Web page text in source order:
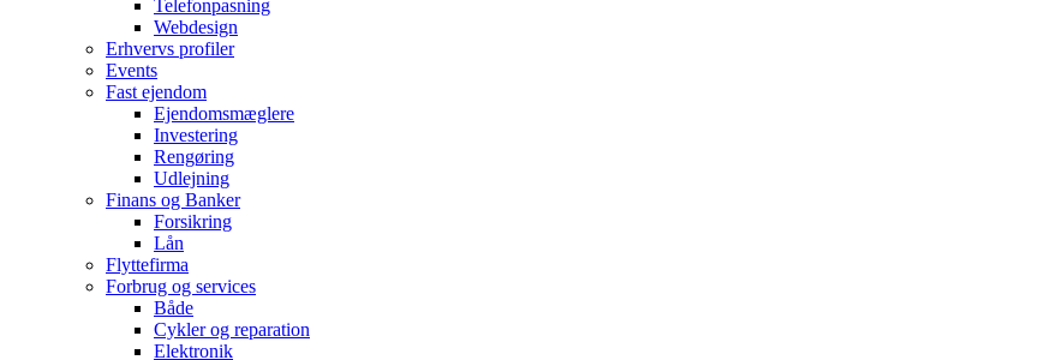
Telefonpasning
Webdesign
Erhvervs profiler
Events
Fast ejendom
Ejendomsmæglere
Investering
Rengøring
Udlejning
Finans og Banker
Forsikring
Lån
Flyttefirma
Forbrug og services
Både
Cykler og reparation
Elektronik